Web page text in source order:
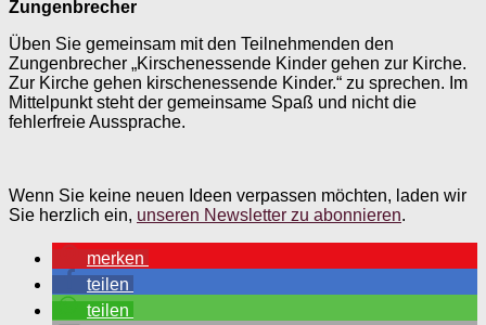
Zungenbrecher
Üben Sie gemeinsam mit den Teilnehmenden den
Zungenbrecher „Kirschenessende Kinder gehen zur Kirche.
Zur Kirche gehen kirschenessende Kinder.“ zu sprechen. Im
Mittelpunkt steht der gemeinsame Spaß und nicht die
fehlerfreie Aussprache.
Wenn Sie keine neuen Ideen verpassen möchten, laden wir
Sie herzlich ein, unseren Newsletter zu abonnieren.
merken
teilen
teilen